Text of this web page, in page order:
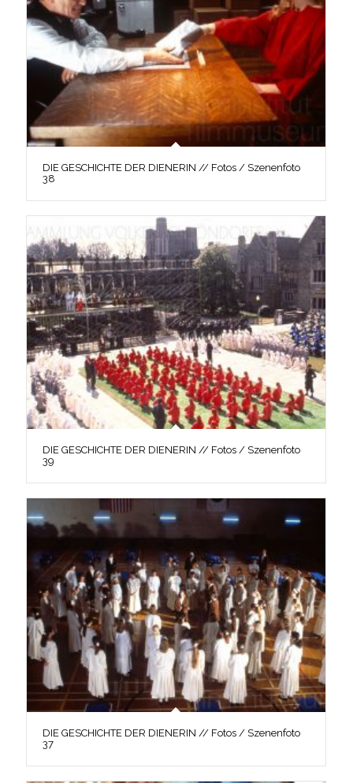
DIE GESCHICHTE DER DIENERIN // Fotos / Szenenfoto
38
DIE GESCHICHTE DER DIENERIN // Fotos / Szenenfoto
39
DIE GESCHICHTE DER DIENERIN // Fotos / Szenenfoto
37